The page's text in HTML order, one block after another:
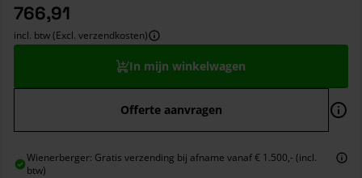
766,91
incl. btw (Excl. verzendkosten)
In mijn winkelwagen
Offerte aanvragen
Wienerberger: Gratis verzending bij afname vanaf € 1.500,- (incl.
btw)